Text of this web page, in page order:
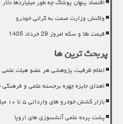
واکنش وزارت صمت به گرانی خودرو
قیمت طلا و سکه امروز 29 خرداد 1405
پربحث ترین ها
اعلام ظرفیت پژوهشی هر عضو هیات علمی
اهدای جایزه چهره برجسته علمی و فرهنگی
بازار کشش خودرو های وارداتی ۵ تا ۱۰ میلیارد تومانی را ندارد
پشت پرده علمی آتشسوزی های اروپا